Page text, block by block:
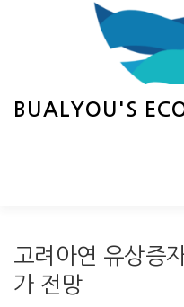
BUALYOU'S
고려아연 유상증
가 전망